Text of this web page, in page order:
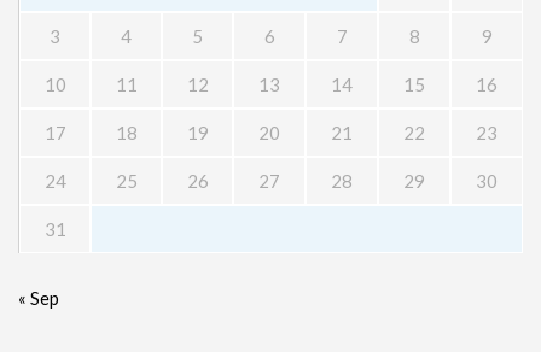
3 4 5 6 7 8 9
10 11 12 13 14 15 16
17 18 19 20 21 22 23
24 25 26 27 28 29 30
31
« Sep